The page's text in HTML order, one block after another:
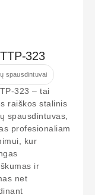
323
spausdintuvai
323 – tai
raiškos stalinis
spausdintuvas,
profesionaliam
kur
ir
net